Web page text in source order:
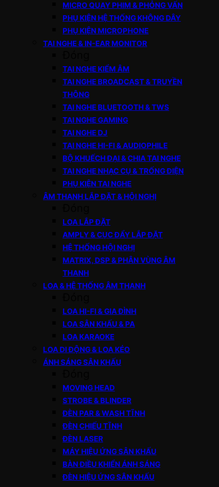
MICRO QUAY PHIM & PHỎNG VẤN
PHỤ KIỆN HỆ THỐNG KHÔNG DÂY
PHỤ KIỆN MICROPHONE
TAI NGHE & IN-EAR MONITOR
TAI NGHE KIỂM ÂM
TAI NGHE BROADCAST & TRUYỀN
THÔNG
TAI NGHE BLUETOOTH & TWS
TAI NGHE GAMING
TAI NGHE DJ
TAI NGHE HI-FI & AUDIOPHILE
BỘ KHUẾCH ĐẠI & CHIA TAI NGHE
TAI NGHE NHẠC CỤ & TRỐNG ĐIỆN
PHỤ KIỆN TAI NGHE
ÂM THANH LẮP ĐẶT & HỘI NGHỊ
LOA LẮP ĐẶT
AMPLY & CỤC ĐẨY LẮP ĐẶT
HỆ THỐNG HỘI NGHỊ
MATRIX, DSP & PHÂN VÙNG ÂM
THANH
LOA & HỆ THỐNG ÂM THANH
LOA HI-FI & GIA ĐÌNH
LOA SÂN KHẤU & PA
LOA KARAOKE
LOA DI ĐỘNG & LOA KÉO
ÁNH SÁNG SÂN KHẤU
MOVING HEAD
STROBE & BLINDER
ĐÈN PAR & WASH TĨNH
ĐÈN CHIẾU TĨNH
ĐÈN LASER
MÁY HIỆU ỨNG SÂN KHẤU
BÀN ĐIỀU KHIỂN ÁNH SÁNG
ĐÈN HIỆU ỨNG SÂN KHẤU